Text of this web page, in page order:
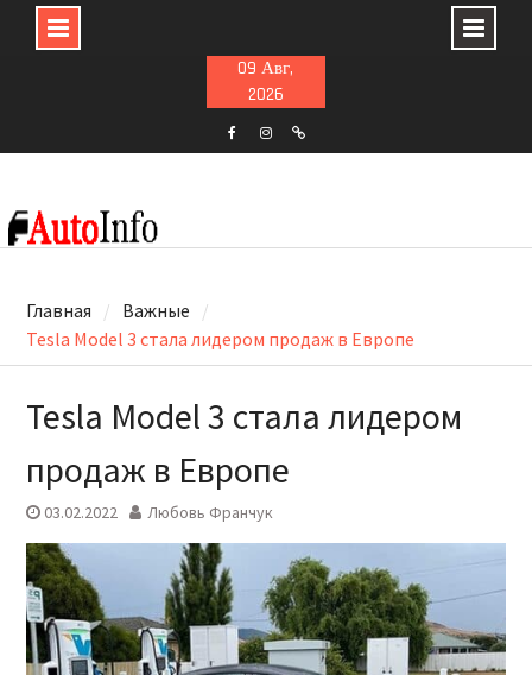
09 Авг,
2026
Главная
Важные
Tesla Model 3 стала лидером продаж в Европе
Tesla Model 3 стала лидером
продаж в Европе
03.02.2022 Любовь Франчук